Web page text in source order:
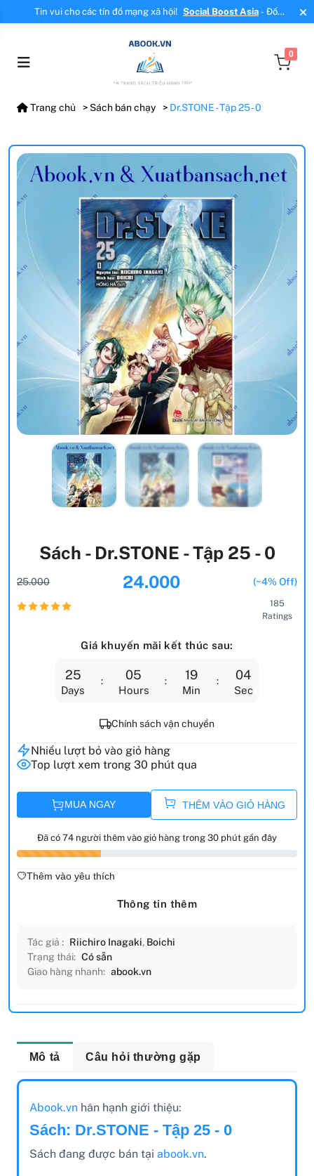
Tin vui cho các tín đồ mạng xã hội! Social Boost Asia- Đối
tác mới, cung cấp dịch vụ tăng tương tác, tăng follow uy tín!
0
Trang chủ Sách bán chạy Dr.STONE - Tập 25 - 0
Sách - Dr.STONE - Tập 25 - 0
25.000 24.000 (~4% Off)
185
Ratings
Giá khuyến mãi kết thúc sau:
25
Days
05
Hours
19
Min
02
Sec
Chính sách vận chuyển
Nhiều lượt bỏ vào giỏ hàng
Top lượt xem trong 30 phút qua
MUA NGAY THÊM VÀO GIỎ HÀNG
Đã có 74 người thêm vào giỏ hàng trong 30 phút gần đây
Thêm vào yêu thích
Thông tin thêm
Tác giả : Riichiro Inagaki, Boichi
Trạng thái: Có sẵn
Giao hàng nhanh: abook.vn
Mô tả Câu hỏi thường gặp
Abook.vnhân hạnh giới thiệu:
Sách: Dr.STONE - Tập 25 - 0
Sách đang được bán tại abook.vn.